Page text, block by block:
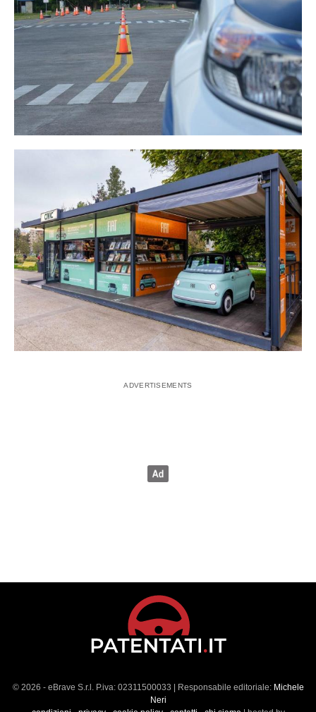
© 2026 - eBrave S.r.l. P.iva: 02311500033 | Responsabile editoriale: Michele
Neri